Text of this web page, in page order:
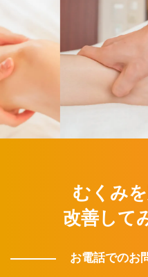
むくみ
改善して
お電話でのお